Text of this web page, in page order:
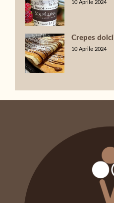
10 Aprile 2024
Crepes dolci
10 Aprile 2024